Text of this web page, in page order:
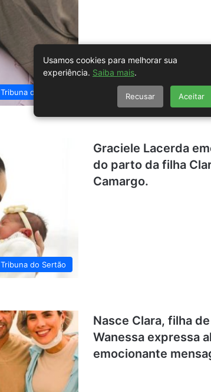
Tribuna do Sertão
Tribuna do Sertão
Graciele Lacerda
do parto da filha
Camargo.
Nasce Clara, filha
Wanessa expressa
emocionante
Usamos cookies para melhorar sua
experiência. Saiba mais
Recusar Aceitar